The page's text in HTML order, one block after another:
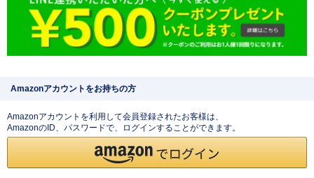
Amazonアカウントをお持ちの方
Amazonアカウントを利用して会員登録されたお客様は、
AmazonのID、パスワードで、ログインすることができます。